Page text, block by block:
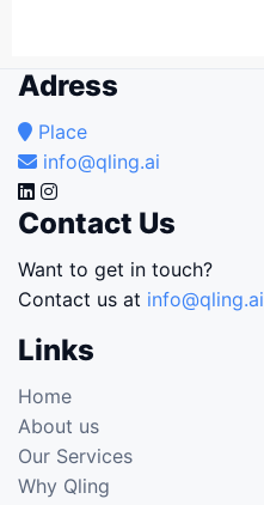
Adress
Place
info@qling.ai
Contact Us
Want to get in touch?
Contact us at info@qling.ai
Links
Home
About us
Our Services
Why Qling